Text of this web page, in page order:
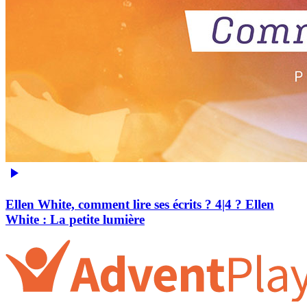
Ellen White, comment lire ses écrits ? 4|4 ?️ Ellen
White : La petite lumière